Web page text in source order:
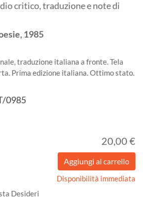
critico, traduzione e note di
1985
traduzione italiana a fronte. Tela
Prima edizione italiana. Ottimo stato.
0985
20,00 €
Disponibilità immediata
Desideri